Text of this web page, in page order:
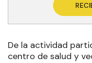
De la actividad
centro de salud y